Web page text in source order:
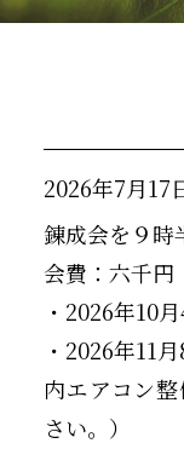
2026年7月17
錬成会を９時
会費：六千円
・2026年10
・2026年11
内エアコン
さい。）